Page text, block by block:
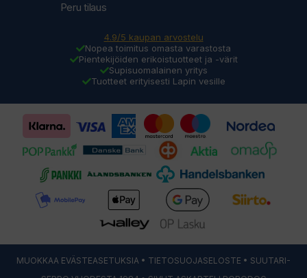
Peru tilaus
4.9/5 kaupan arvostelu
Nopea toimitus omasta varastosta
Pientekijöiden erikoistuotteet ja -värit
Supisuomalainen yritys
Tuotteet erityisesti Lapin vesille
MUOKKAA EVÄSTEASETUKSIA • TIETOSUOJASELOSTE • SUUTARI-